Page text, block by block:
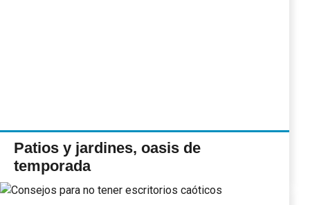
Patios y jardines, oasis de
temporada